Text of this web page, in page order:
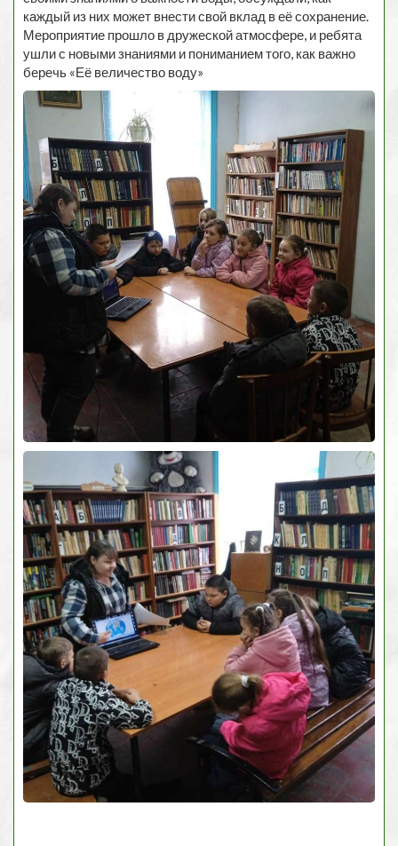
каждый из них может внести свой вклад в её сохранение.
Мероприятие прошло в дружеской атмосфере, и ребята
ушли с новыми знаниями и пониманием того, как важно
беречь «Её величество воду»